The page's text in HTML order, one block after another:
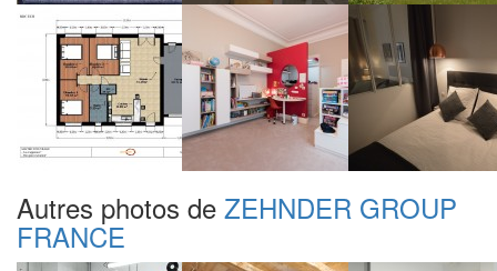
Autres photos de ZEHNDER GROUP
FRANCE